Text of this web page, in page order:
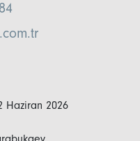
Haziran 2026